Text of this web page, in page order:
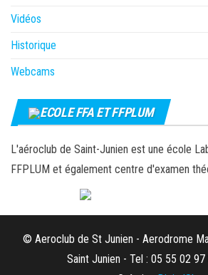
Vidéos
Historique
Webcams
ECOLE FFA ET FFPLUM
L'aéroclub de Saint-Junien est une école
FFPLUM et également centre d'examen
© Aeroclub de St Junien - Aerodrome
Saint Junien - Tel : 05 55 02